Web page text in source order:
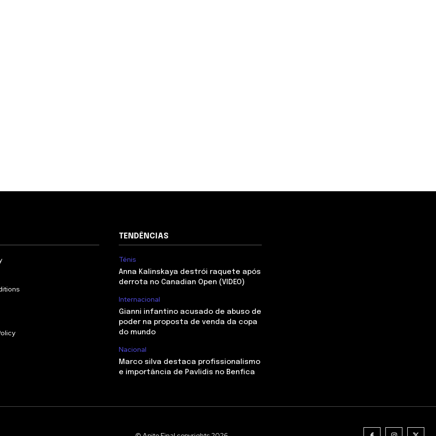
TENDÊNCIAS
Ténis
Anna Kalinskaya destrói raquete após
derrota no Canadian Open (VIDEO)
Internacional
Gianni infantino acusado de abuso de
poder na proposta de venda da copa
do mundo
Nacional
Marco silva destaca profissionalismo
e importância de Pavlidis no Benfica